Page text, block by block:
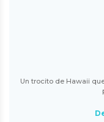
Un trocito de Hawaii